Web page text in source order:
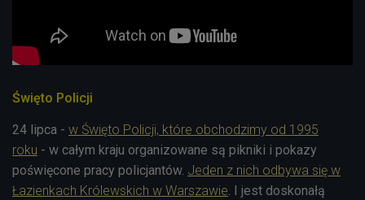
Święto Policji
24 lipca - w Święto Policji, które obchodzimy od 1995
roku - w całym kraju organizowane są pikniki i pokazy
poświęcone pracy policjantów. Jeden z nich odbywa się w
Łazienkach Królewskich w Warszawie. I jest doskonałą